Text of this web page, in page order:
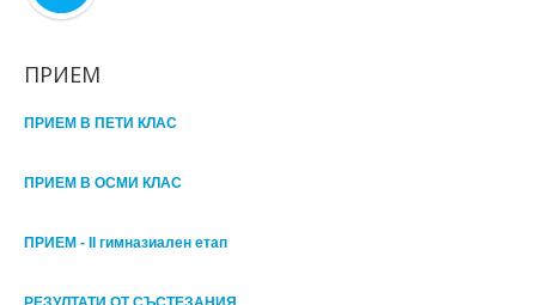
ПРИЕМ
ПРИЕМ В ПЕТИ КЛАС
ПРИЕМ В ОСМИ КЛАС
ПРИЕМ - II гимназиален етап